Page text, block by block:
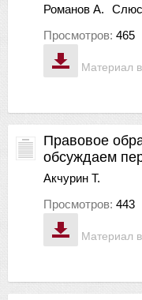
Материал
Романов А.
Просмотров: 465
Материал
Правовое
обсуждаем
Акчурин Т.
Просмотров: 443